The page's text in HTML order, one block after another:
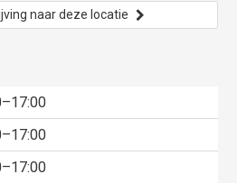
naar deze locatie